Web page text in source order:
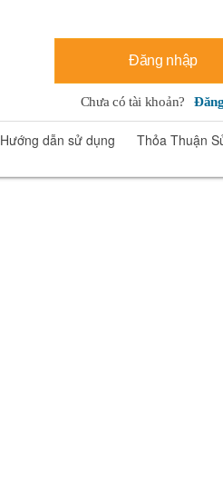
Đăng nhập
Chưa có tài khoản?
Hướng dẫn sử dụng Thỏa Thuận